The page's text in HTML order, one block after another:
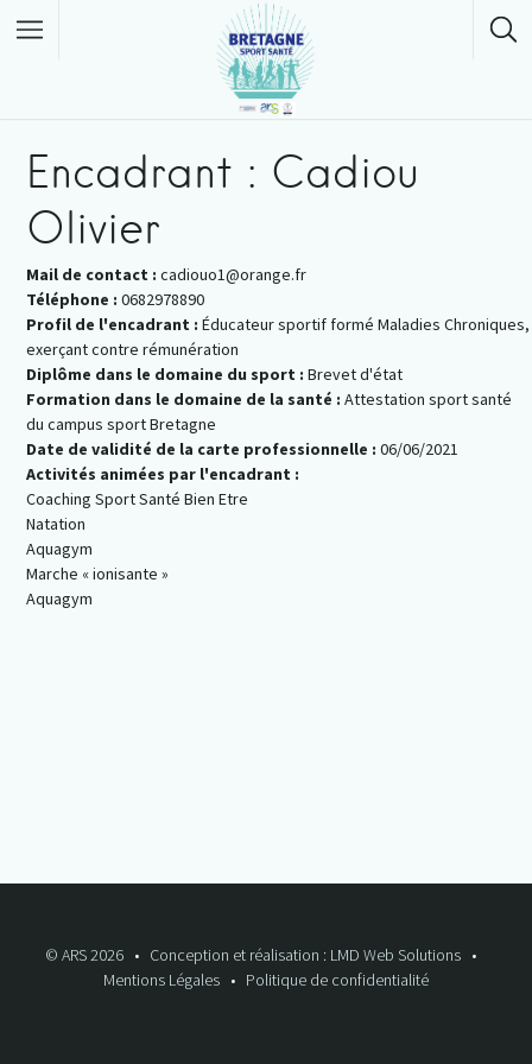
Encadrant : Cadiou
Olivier
Mail de contact : cadiouo1@orange.fr
Téléphone : 0682978890
Profil de l'encadrant : Éducateur sportif formé Maladies Chroniques,
exerçant contre rémunération
Diplôme dans le domaine du sport : Brevet d'état
Formation dans le domaine de la santé : Attestation sport santé
du campus sport Bretagne
Date de validité de la carte professionnelle : 06/06/2021
Activités animées par l'encadrant :
Coaching Sport Santé Bien Etre
Natation
Aquagym
Marche « ionisante »
Aquagym
© ARS 2026
Conception et réalisation : LMD Web Solutions
Mentions Légales
Politique de confidentialité